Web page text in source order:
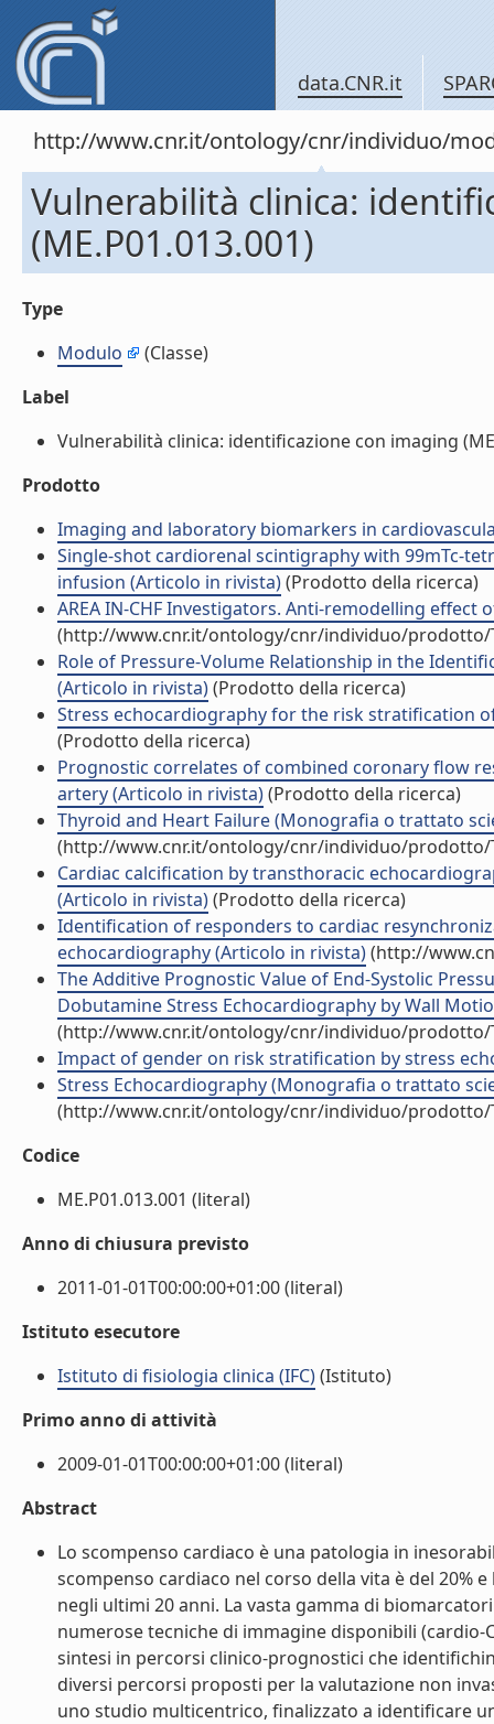
data.CNR.it
http://www.cnr.it/ontology/cnr/individuo/
Vulnerabilità clinica:
(ME.P01.013.001)
Type
Modulo
(Classe)
Label
Vulnerabilità clinica: identificazione con imaging
Prodotto
Imaging and laboratory biomarkers in
Single-shot cardiorenal scintigraphy with 99mTc-
infusion (Articolo in rivista)(Prodotto della ricerca)
AREA IN-CHF Investigators. Anti-remodelling
(http://www.cnr.it/ontology/cnr/individuo/prodotto/
Role of Pressure-Volume Relationship in the
(Articolo in rivista)(Prodotto della ricerca)
Stress echocardiography for the risk stratification
(Prodotto della ricerca)
Prognostic correlates of combined coronary flow
artery (Articolo in rivista)(Prodotto della ricerca)
Thyroid and Heart Failure (Monografia o trattato
(http://www.cnr.it/ontology/cnr/individuo/prodotto/
Cardiac calcification by transthoracic
(Articolo in rivista)(Prodotto della ricerca)
Identification of responders to cardiac
echocardiography (Articolo in rivista)(http://
The Additive Prognostic Value of End-Systolic
Dobutamine Stress Echocardiography by Wall
(http://www.cnr.it/ontology/cnr/individuo/prodotto/
Impact of gender on risk stratification by stress
Stress Echocardiography (Monografia o trattato
(http://www.cnr.it/ontology/cnr/individuo/prodotto/
Codice
ME.P01.013.001 (literal)
Anno di chiusura previsto
2011-01-01T00:00:00+01:00 (literal)
Istituto esecutore
Istituto di fisiologia clinica (IFC)(Istituto)
Primo anno di attività
2009-01-01T00:00:00+01:00 (literal)
Abstract
Lo scompenso cardiaco è una patologia in
scompenso cardiaco nel corso della vita è del 20%
negli ultimi 20 anni. La vasta gamma di
numerose tecniche di immagine disponibili (cardio-
sintesi in percorsi clinico-prognostici che
diversi percorsi proposti per la valutazione non
uno studio multicentrico, finalizzato a identificare